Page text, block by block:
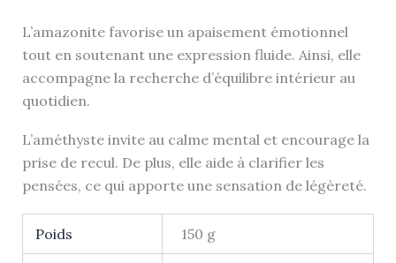
L’amazonite favorise un apaisement émotionnel
tout en soutenant une expression fluide. Ainsi, elle
accompagne la recherche d’équilibre intérieur au
quotidien.
L’améthyste invite au calme mental et encourage la
prise de recul. De plus, elle aide à clarifier les
pensées, ce qui apporte une sensation de légèreté.
Poids 150 g